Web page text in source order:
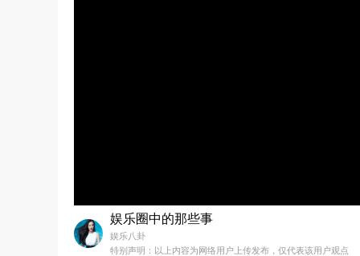
娱乐圈中的那些事
娱乐八卦
特别声明：以上内容为网络用户上传发布，仅代表该用户观点